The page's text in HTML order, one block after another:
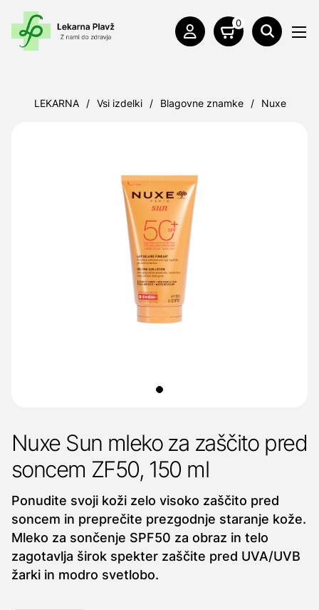
0
LEKARNA / Vsi izdelki / Blagovne znamke / Nuxe
Nuxe Sun mleko za zaščito pred
soncem ZF50, 150 ml
Ponudite svoji koži zelo visoko zaščito pred
soncem in preprečite prezgodnje staranje kože.
Mleko za sončenje SPF50 za obraz in telo
zagotavlja širok spekter zaščite pred UVA/UVB
žarki in modro svetlobo.